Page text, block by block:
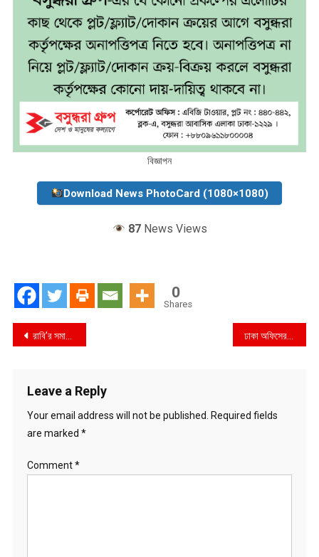
বিজ্ঞাপন
Download News PhotoCard (1080×1080)
87News Views
0
Shares
Post
রাবি’র সমাজকর্ম সমিতি, সমাজকর্ম বিভাগের নবীন বরণ ও বিদায় সংবর্ধনা অনুষ্ঠিত ঢাকা অফিসের বালাম বইসহ কালিয়ায় বিপুল পরিমাণ জাল দলিল ও নকল সরঞ্জাম জব্দ
Leave a Reply
Your email address will not be published. Required fields
are marked *
Comment*